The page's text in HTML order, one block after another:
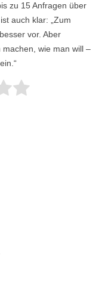
zu 15 Anfragen über
auch klar: „Zum
vor. Aber
wie man will –